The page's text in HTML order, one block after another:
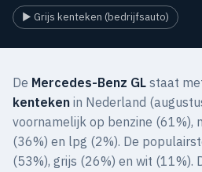
▶ Grijs kenteken (bedrijfsauto)
De Mercedes-Benz GL staat
kenteken in Nederland
voornamelijk op benzine (61%),
(36%) en lpg (2%). De
(53%), grijs (26%) en wit (11%).